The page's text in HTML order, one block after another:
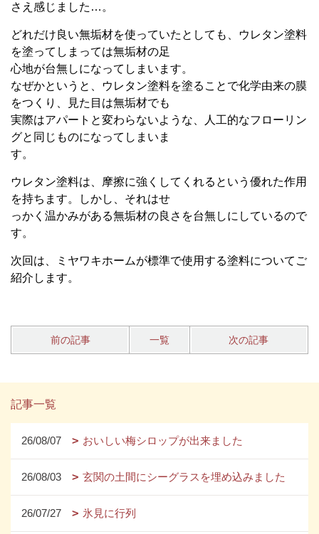
さえ感じました…。
どれだけ良い無垢材を使っていたとしても、ウレタン塗料
を塗ってしまっては無垢材の足
心地が台無しになってしまいます。
なぜかというと、ウレタン塗料を塗ることで化学由来の膜
をつくり、見た目は無垢材でも
実際はアパートと変わらないような、人工的なフローリン
グと同じものになってしまいま
す。
ウレタン塗料は、摩擦に強くしてくれるという優れた作用
を持ちます。しかし、それはせ
っかく温かみがある無垢材の良さを台無しにしているので
す。
次回は、ミヤワキホームが標準で使用する塗料についてご
紹介します。
前の記事 一覧 次の記事
記事一覧
26/08/07 おいしい梅シロップが出来ました
26/08/03 玄関の土間にシーグラスを埋め込みました
26/07/27 氷見に行列